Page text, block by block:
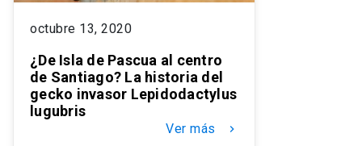
octubre 13, 2020
¿De Isla de Pascua al centro
de Santiago? La historia del
gecko invasor Lepidodactylus
lugubris
Ver más keyboard_arrow_right